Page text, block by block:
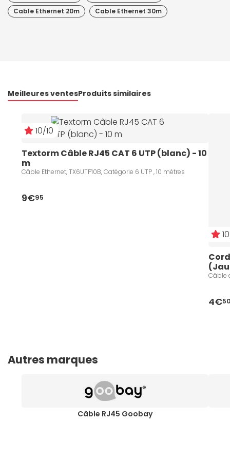
Cable Ethernet 20m
Cable Ethernet 30m
Meilleures ventesProduits similaires
10/10
Textorm Câble RJ45 CAT 6 UTP (blanc) - 10
m
Câble Ethernet, TX6UTP10B, Catégorie 6 UTP , 10 mètres
9€95
Câble
4€
Autres marques
Câble RJ45 Goobay